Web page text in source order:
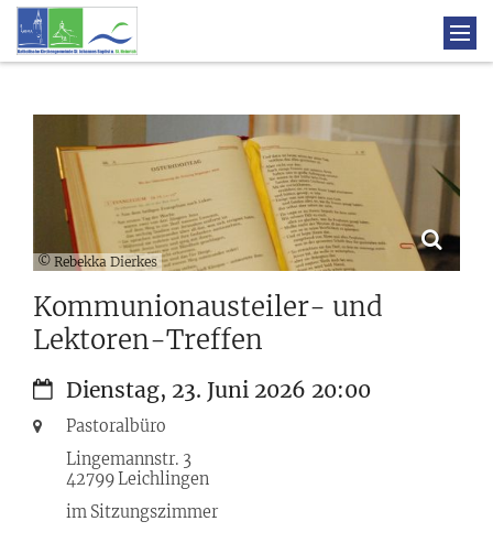
© Rebekka Dierkes
Kommunionausteiler- und
Lektoren-Treffen
Datum:
Dienstag, 23. Juni 2026 20:00
Ort:
Pastoralbüro
Lingemannstr. 3
42799Leichlingen
im Sitzungszimmer